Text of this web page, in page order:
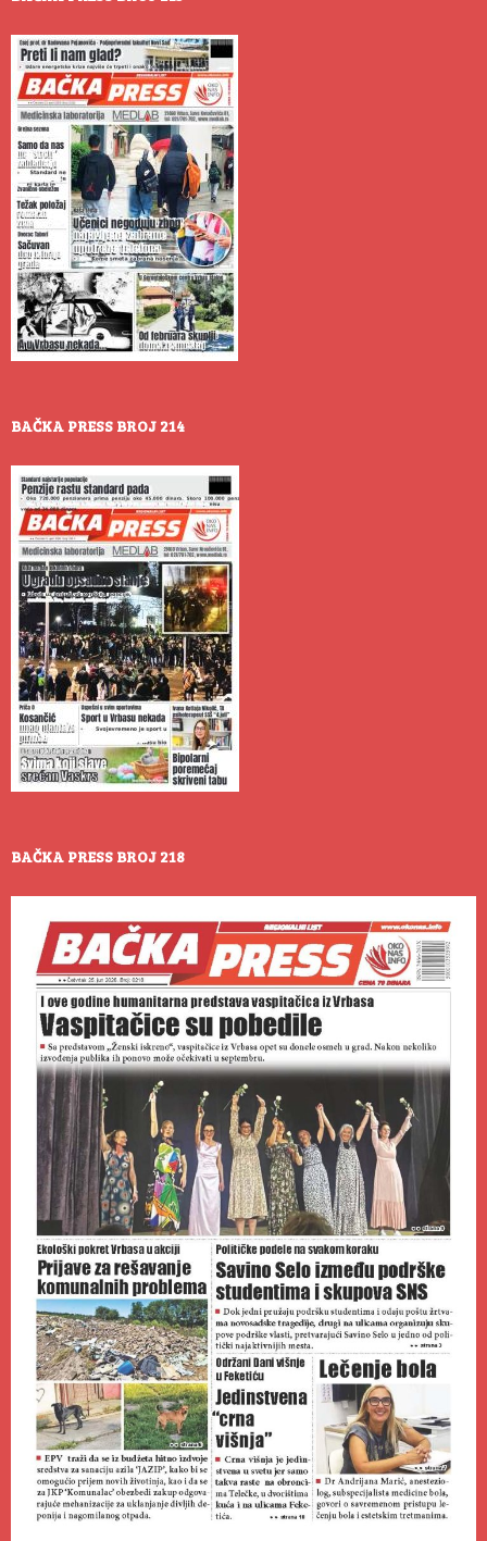
BAČKA PRESS BROJ 214
BAČKA PRESS BROJ 218